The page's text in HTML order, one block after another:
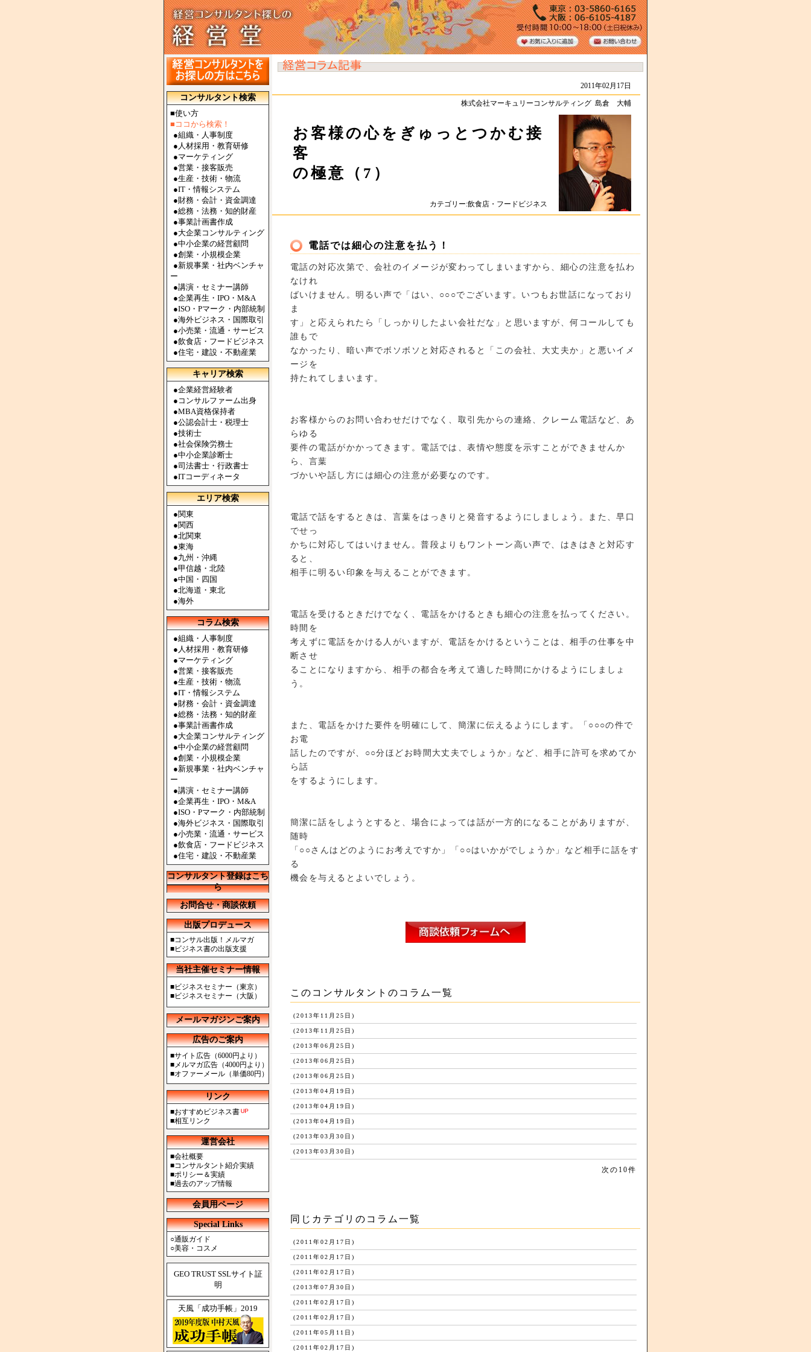
コンサルタント検索
■使い方
■ココから検索！
●組織・人事制度
● 人材採用・教育研修
●マーケティング
●営業・接客販売
●生産・技術・物流
●IT・情報システム
●財務・会計・資金調達
●総務・法務・知的財産
●事業計画書作成
●大企業コンサルティング
●中小企業の経営顧問
●創業・小規模企業
●新規事業・社内ベンチャ
ー
●講演・セミナー講師
●企業再生・IPO・M&A
●ISO・Pマーク・内部統制
●海外ビジネス・国際取引
●小売業・流通・サービス
●飲食店・フードビジネス
●住宅・建設・不動産業
キャリア検索
●企業経営経験者
● コンサルファーム出身
●MBA資格保持者
●公認会計士・税理士
●技術士
●社会保険労務士
●中小企業診断士
●司法書士・行政書士
●ITコーディネータ
エリア検索
●関東
●関西
●北関東
●東海
●九州・沖縄
●甲信越・北陸
●中国・四国
●北海道・東北
●海外
コラム検索
●組織・人事制度
●人材採用・教育研修
●マーケティング
●営業・接客販売
●生産・技術・物流
●IT・情報システム
●財務・会計・資金調達
●総務・法務・知的財産
●事業計画書作成
●大企業コンサルティング
●中小企業の経営顧問
●創業・小規模企業
●新規事業・社内ベンチャ
ー
●講演・セミナー講師
●企業再生・IPO・M&A
●ISO・Pマーク・内部統制
●海外ビジネス・国際取引
●小売業・流通・サービス
●飲食店・フードビジネス
●住宅・建設・不動産業
コンサルタント登録はこち
ら
お問合せ・商談依頼
出版プロデュース
■コンサル出版！メルマガ
■ビジネス書の出版支援
当社主催セミナー情報
■ビジネスセミナー（東京）
■ビジネスセミナー（大阪）
メールマガジンご案内
広告のご案内
■サイト広告（6000円より）
■メルマガ広告（4000円より）
■オファーメール（単価80円）
リンク
■おすすめビジネス書
■相互リンク
運営会社
■会社概要
■コンサルタント紹介実績
■ポリシー＆実績
■過去のアップ情報
会員用ページ
Special Links
○通販ガイド
○美容・コスメ
GEO TRUST SSLサイト証
明
天風「成功手帳」2019
2011年02月17日
株式会社マーキュリーコンサルティング 島倉 大輔
お客様の心をぎゅっとつかむ接
客
の極意（7）
カテゴリー:飲食店・フードビジネス
電話では細心の注意を払う！
電話の対応次第で、会社のイメージが変わってしまいますから、細心の注意を払わ
なけれ
ばいけません。明るい声で「はい、○○○でございます。いつもお世話になっており
ま
す」と応えられたら「しっかりしたよい会社だな」と思いますが、何コールしても
誰もで
なかったり、暗い声でボソボソと対応されると「この会社、大丈夫か」と悪いイメ
ージを
持たれてしまいます。
お客様からのお問い合わせだけでなく、取引先からの連絡、クレーム電話など、あ
らゆる
要件の電話がかかってきます。電話では、表情や態度を示すことができませんか
ら、言葉
づかいや話し方には細心の注意が必要なのです。
電話で話をするときは、言葉をはっきりと発音するようにしましょう。また、早口
でせっ
かちに対応してはいけません。普段よりもワントーン高い声で、はきはきと対応す
ると、
相手に明るい印象を与えることができます。
電話を受けるときだけでなく、電話をかけるときも細心の注意を払ってください。
時間を
考えずに電話をかける人がいますが、電話をかけるということは、相手の仕事を中
断させ
ることになりますから、相手の都合を考えて適した時間にかけるようにしましょ
う。
また、電話をかけた要件を明確にして、簡潔に伝えるようにします。「○○○の件で
お電
話したのですが、○○分ほどお時間大丈夫でしょうか」など、相手に許可を求めてか
ら話
をするようにします。
簡潔に話をしようとすると、場合によっては話が一方的になることがありますが、
随時
「○○さんはどのようにお考えですか」「○○はいかがでしょうか」など相手に話をす
る
機会を与えるとよいでしょう。
このコンサルタントのコラム一覧
(2013年11月25日)
(2013年11月25日)
(2013年06月25日)
(2013年06月25日)
(2013年06月25日)
(2013年04月19日)
(2013年04月19日)
(2013年04月19日)
(2013年03月30日)
(2013年03月30日)
次の10件
同じカテゴリのコラム一覧
(2011年02月17日)
(2011年02月17日)
(2011年02月17日)
(2013年07月30日)
(2011年02月17日)
(2011年02月17日)
(2011年05月11日)
(2011年02月17日)